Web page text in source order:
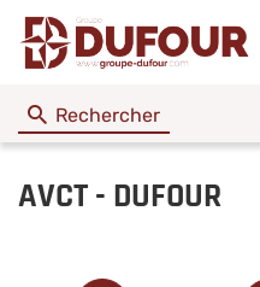
Rechercher
AVCT - DUFOUR